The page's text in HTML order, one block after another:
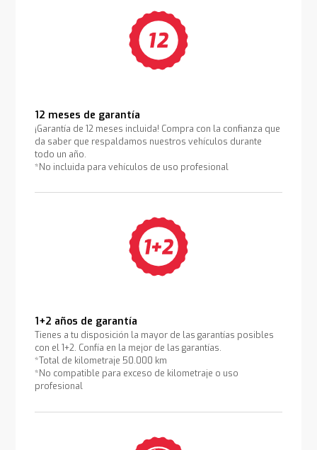
12 meses de garantía
¡Garantía de 12 meses incluida! Compra con la confianza que
da saber que respaldamos nuestros vehículos durante
todo un año.
*No incluida para vehículos de uso profesional
1+2 años de garantía
Tienes a tu disposición la mayor de las garantías posibles
con el 1+2. Confía en la mejor de las garantías.
*Total de kilometraje 50.000 km
*No compatible para exceso de kilometraje o uso
profesional